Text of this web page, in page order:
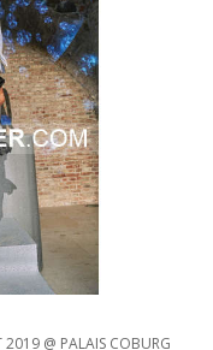
@ PALAIS COBURG